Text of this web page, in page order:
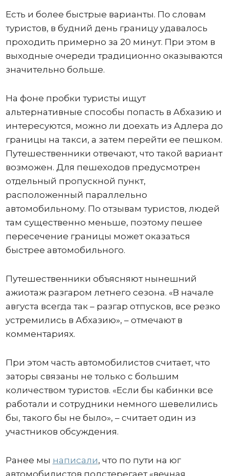
Есть и более быстрые варианты. По словам
туристов, в будний день границу удавалось
проходить примерно за 20 минут. При этом в
выходные очереди традиционно оказываются
значительно больше.
На фоне пробки туристы ищут
альтернативные способы попасть в Абхазию и
интересуются, можно ли доехать из Адлера до
границы на такси, а затем перейти ее пешком.
Путешественники отвечают, что такой вариант
возможен. Для пешеходов предусмотрен
отдельный пропускной пункт,
расположенный параллельно
автомобильному. По отзывам туристов, людей
там существенно меньше, поэтому пешее
пересечение границы может оказаться
быстрее автомобильного.
Путешественники объясняют нынешний
ажиотаж разгаром летнего сезона. «В начале
августа всегда так – разгар отпусков, все резко
устремились в Абхазию», – отмечают в
комментариях.
При этом часть автомобилистов считает, что
заторы связаны не только с большим
количеством туристов. «Если бы кабинки все
работали и сотрудники немного шевелились
бы, такого бы не было», – считает один из
участников обсуждения.
Ранее мы написали, что по пути на юг